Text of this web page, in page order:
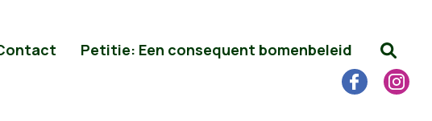
Petitie: Een consequent bomenbeleid